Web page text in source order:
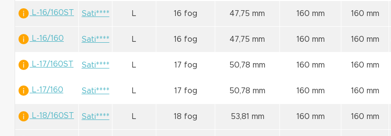
L-16/160ST Sati**** L 16 fog 47,75 mm 160 mm 160 mm
L-16/160 Sati**** L 16 fog 47,75 mm 160 mm 160 mm
L-17/160ST Sati**** L 17 fog 50,78 mm 160 mm 160 mm
L-17/160 Sati**** L 17 fog 50,78 mm 160 mm 160 mm
L-18/160ST Sati**** L 18 fog 53,81 mm 160 mm 160 mm